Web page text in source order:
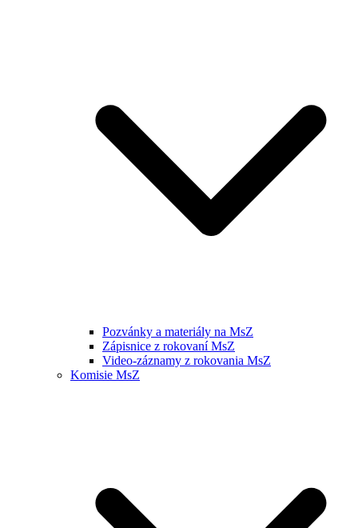
Pozvánky a materiály na MsZ
Zápisnice z rokovaní MsZ
Video-záznamy z rokovania MsZ
Komisie MsZ